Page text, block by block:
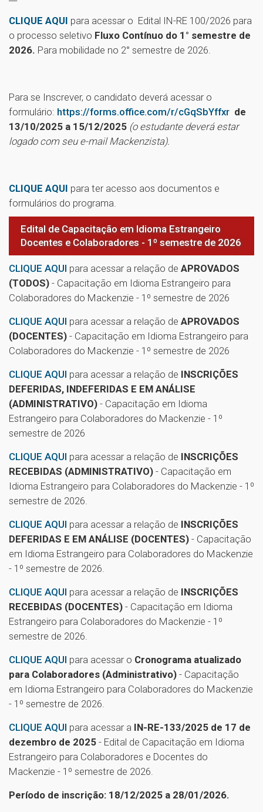
CLIQUE AQUI para acessar o Edital IN-RE 100/2026 para
o processo seletivo Fluxo Contínuo do 1° semestre de
2026. Para mobilidade no 2° semestre de 2026.
Para se Inscrever, o candidato deverá acessar o
formulário: https://forms.office.com/r/cGqSbYffxr de
13/10/2025 a 15/12/2025 (o estudante deverá estar
logado com seu e-mail Mackenzista).
CLIQUE AQUI para ter acesso aos documentos e
formulários do programa.
Edital de Capacitação em Idioma Estrangeiro
Docentes e Colaboradores - 1º semestre de 2026
CLIQUE AQUI para acessar a relação de APROVADOS
(TODOS) - Capacitação em Idioma Estrangeiro para
Colaboradores do Mackenzie - 1º semestre de 2026
CLIQUE AQUI para acessar a relação de APROVADOS
(DOCENTES) - Capacitação em Idioma Estrangeiro para
Colaboradores do Mackenzie - 1º semestre de 2026
CLIQUE AQUI para acessar a relação de INSCRIÇÕES
DEFERIDAS, INDEFERIDAS E EM ANÁLISE
(ADMINISTRATIVO) - Capacitação em Idioma
Estrangeiro para Colaboradores do Mackenzie - 1º
semestre de 2026
CLIQUE AQUI para acessar a relação de INSCRIÇÕES
RECEBIDAS (ADMINISTRATIVO) - Capacitação em
Idioma Estrangeiro para Colaboradores do Mackenzie - 1º
semestre de 2026.
CLIQUE AQUI para acessar a relação de INSCRIÇÕES
DEFERIDAS E EM ANÁLISE (DOCENTES) - Capacitação
em Idioma Estrangeiro para Colaboradores do Mackenzie
- 1º semestre de 2026.
CLIQUE AQUI para acessar a relação de INSCRIÇÕES
RECEBIDAS (DOCENTES) - Capacitação em Idioma
Estrangeiro para Colaboradores do Mackenzie - 1º
semestre de 2026.
CLIQUE AQUI para acessar o Cronograma atualizado
para Colaboradores (Administrativo) - Capacitação
em Idioma Estrangeiro para Colaboradores do Mackenzie
- 1º semestre de 2026.
CLIQUE AQUI para acessar a IN-RE-133/2025 de 17 de
dezembro de 2025 - Edital de Capacitação em Idioma
Estrangeiro para Colaboradores e Docentes do
Mackenzie - 1º semestre de 2026.
Período de inscrição: 18/12/2025 a 28/01/2026.